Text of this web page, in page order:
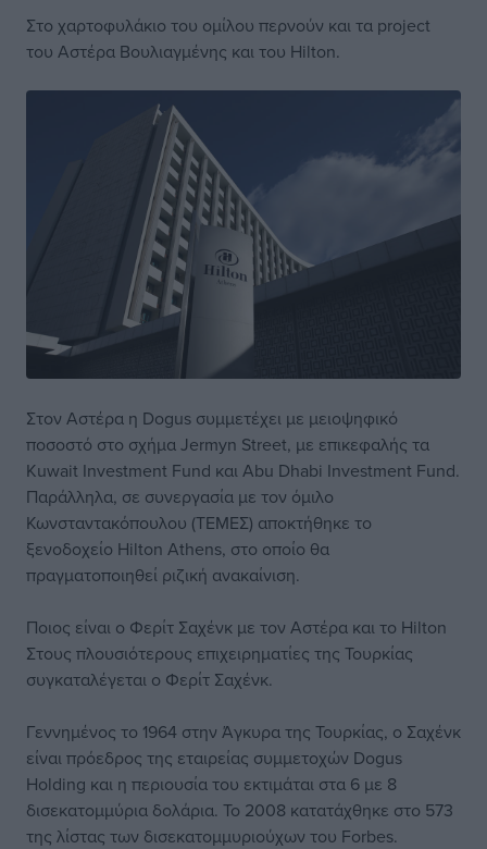
Στο χαρτοφυλάκιο του ομίλου περνούν και τα project
του Αστέρα Βουλιαγμένης και του Hilton.
Στον Αστέρα η Dogus συμμετέχει με μειοψηφικό
ποσοστό στο σχήμα Jermyn Street, με επικεφαλής τα
Kuwait Investment Fund και Abu Dhabi Investment Fund.
Παράλληλα, σε συνεργασία με τον όμιλο
Κωνσταντακόπουλου (ΤΕΜΕΣ) αποκτήθηκε το
ξενοδοχείο Hilton Athens, στο οποίο θα
πραγματοποιηθεί ριζική ανακαίνιση.
Ποιος είναι ο Φερίτ Σαχένκ με τον Αστέρα και το Hilton
Στους πλουσιότερους επιχειρηματίες της Τουρκίας
συγκαταλέγεται ο Φερίτ Σαχένκ.
Γεννημένος το 1964 στην Άγκυρα της Τουρκίας, ο Σαχένκ
είναι πρόεδρος της εταιρείας συμμετοχών Dogus
Holding και η περιουσία του εκτιμάται στα 6 με 8
δισεκατομμύρια δολάρια. Το 2008 κατατάχθηκε στο 573
της λίστας των δισεκατομμυριούχων του Forbes.